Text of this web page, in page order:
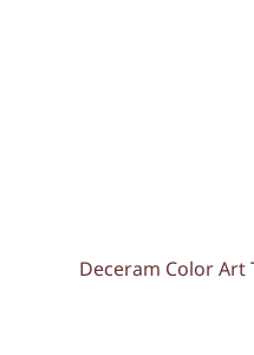
Deceram Color Art